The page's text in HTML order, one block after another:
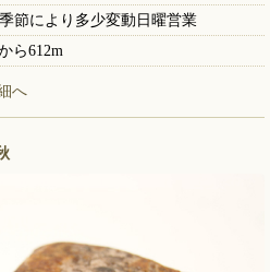
節により多少変動日曜営業
ら612m
へ